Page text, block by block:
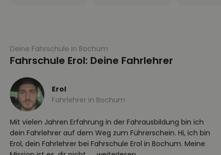
Deine Fahrschule in Bochum
Fahrschule Erol: Deine Fahrlehrer
Erol
Fahrlehrer in Bochum
Mit vielen Jahren Erfahrung in der Fahrausbildung bin ich
dein Fahrlehrer auf dem Weg zum Führerschein. Hi, ich bin
Erol, dein Fahrlehrer bei Fahrschule Erol in Bochum. Meine